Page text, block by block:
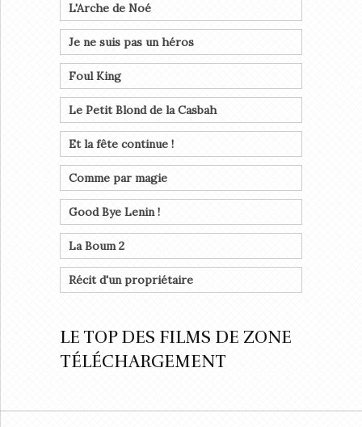
L'Arche de Noé
Je ne suis pas un héros
Foul King
Le Petit Blond de la Casbah
Et la fête continue !
Comme par magie
Good Bye Lenin !
La Boum 2
Récit d'un propriétaire
LE TOP DES FILMS DE ZONE
TÉLÉCHARGEMENT